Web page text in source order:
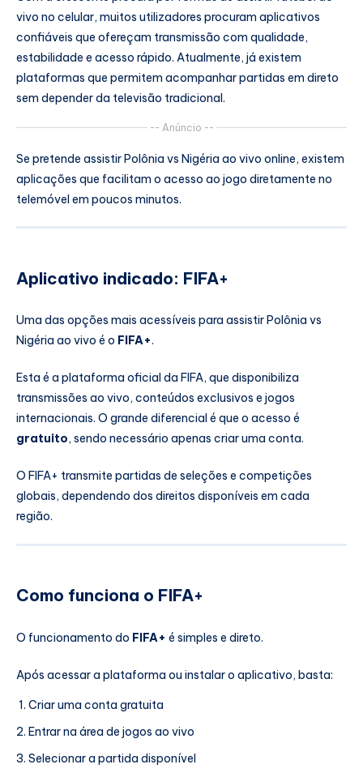
vivo no celular, muitos utilizadores procuram aplicativos
confiáveis que ofereçam transmissão com qualidade,
estabilidade e acesso rápido. Atualmente, já existem
plataformas que permitem acompanhar partidas em direto
sem depender da televisão tradicional.
-- Anúncio --
Se pretende assistir Polônia vs Nigéria ao vivo online, existem
aplicações que facilitam o acesso ao jogo diretamente no
telemóvel em poucos minutos.
Aplicativo indicado: FIFA+
Uma das opções mais acessíveis para assistir Polônia vs
Nigéria ao vivo é o FIFA+.
Esta é a plataforma oficial da FIFA, que disponibiliza
transmissões ao vivo, conteúdos exclusivos e jogos
internacionais. O grande diferencial é que o acesso é
gratuito, sendo necessário apenas criar uma conta.
O FIFA+ transmite partidas de seleções e competições
globais, dependendo dos direitos disponíveis em cada
região.
Como funciona o FIFA+
O funcionamento do FIFA+ é simples e direto.
Após acessar a plataforma ou instalar o aplicativo, basta:
Criar uma conta gratuita
Entrar na área de jogos ao vivo
Selecionar a partida disponível